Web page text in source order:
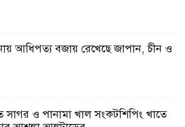
আধিপত্য বজায় রেখেছে জাপান, চীন ও
ও পানামা খাল সংকটশিপিং খাতে